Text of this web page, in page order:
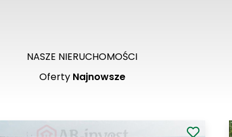
NASZE NIERUCHOMOŚCI
Oferty Najnowsze